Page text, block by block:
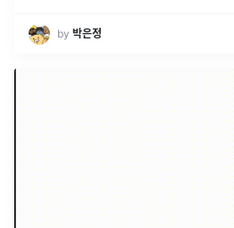
by 박은정